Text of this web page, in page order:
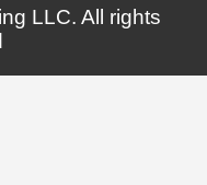
LLC. All rights